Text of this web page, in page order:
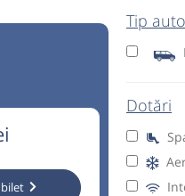
Tip auto
Dotări
bilet